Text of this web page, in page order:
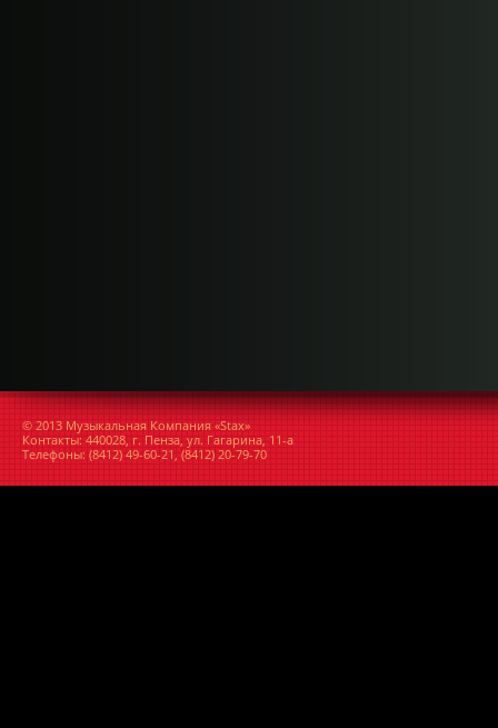
© 2013 Музыкальная Компания «Stax»
Контакты: 440028, г. Пенза, ул. Гагарина, 11-а
Телефоны: (8412) 49-60-21, (8412) 20-79-70